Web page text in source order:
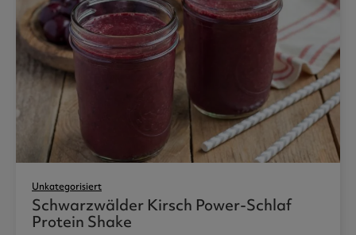
Unkategorisiert
Schwarzwälder Kirsch Power-Schlaf
Protein Shake